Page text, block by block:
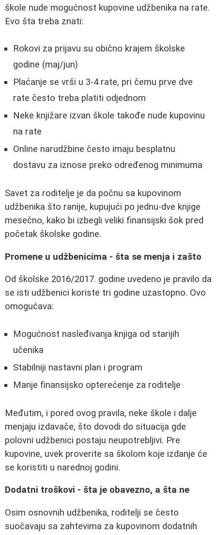
škole nude mogućnost kupovine udžbenika na rate.
Evo šta treba znati:
Rokovi za prijavu su obično krajem školske
godine (maj/jun)
Plaćanje se vrši u 3-4 rate, pri čemu prve dve
rate često treba platiti odjednom
Neke knjižare izvan škole takođe nude kupovinu
na rate
Online narudžbine često imaju besplatnu
dostavu za iznose preko određenog minimuma
Savet za roditelje je da počnu sa kupovinom
udžbenika što ranije, kupujući po jednu-dve knjige
mesečno, kako bi izbegli veliki finansijski šok pred
početak školske godine.
Promene u udžbenicima - šta se menja i zašto
Od školske 2016/2017. godine uvedeno je pravilo da
se isti udžbenici koriste tri godine uzastopno. Ovo
omogućava:
Mogućnost nasleđivanja knjiga od starijih
učenika
Stabilniji nastavni plan i program
Manje finansijsko opterećenje za roditelje
Međutim, i pored ovog pravila, neke škole i dalje
menjaju izdavače, što dovodi do situacija gde
polovni udžbenici postaju neupotrebljivi. Pre
kupovine, uvek proverite sa školom koje izdanje će
se koristiti u narednoj godini.
Dodatni troškovi - šta je obavezno, a šta ne
Osim osnovnih udžbenika, roditelji se često
suočavaju sa zahtevima za kupovinom dodatnih